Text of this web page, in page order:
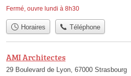
Fermé, ouvre lundi à 8h30
Horaires Téléphone
AMI Architectes
29 Boulevard de Lyon, 67000 Strasbourg